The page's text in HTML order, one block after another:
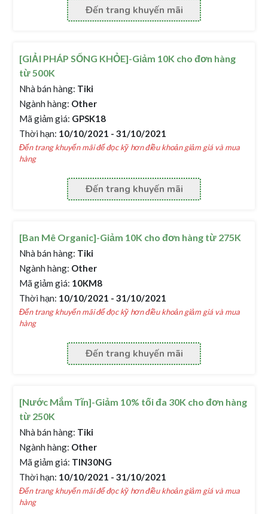
Đến trang khuyến mãi
[GIẢI PHÁP SỐNG KHỎE]-Giảm 10K cho đơn hàng
từ 500K
Nhà bán hàng: Tiki
Ngành hàng: Other
Mã giảm giá: GPSK18
Thời hạn: 10/10/2021 - 31/10/2021
Đến trang khuyến mãi để đọc kỹ hơn điều khoản giảm giá và mua
hàng
Đến trang khuyến mãi
[Ban Mê Organic]-Giảm 10K cho đơn hàng từ 275K
Nhà bán hàng: Tiki
Ngành hàng: Other
Mã giảm giá: 10KM8
Thời hạn: 10/10/2021 - 31/10/2021
Đến trang khuyến mãi để đọc kỹ hơn điều khoản giảm giá và mua
hàng
Đến trang khuyến mãi
[Nước Mắm Tĩn]-Giảm 10% tối đa 30K cho đơn hàng
từ 250K
Nhà bán hàng: Tiki
Ngành hàng: Other
Mã giảm giá: TIN30NG
Thời hạn: 10/10/2021 - 31/10/2021
Đến trang khuyến mãi để đọc kỹ hơn điều khoản giảm giá và mua
hàng